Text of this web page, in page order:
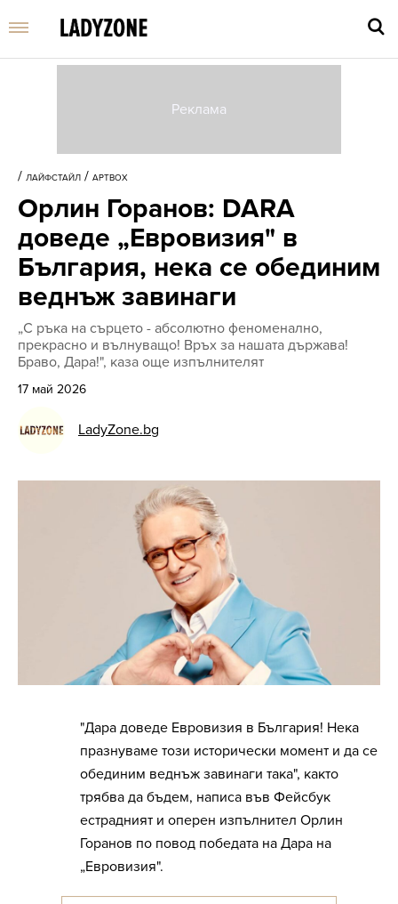
/ ЛАЙФСТАЙЛ / АРТBOX
Орлин Горанов: DARA
доведе „Евровизия" в
България, нека се обединим
веднъж завинаги
„С ръка на сърцето - абсолютно феноменално,
прекрасно и вълнуващо! Връх за нашата държава!
Браво, Дара!", каза още изпълнителят
17 май 2026
LadyZone.bg
"Дара доведе Евровизия в България! Нека
празнуваме този исторически момент и да се
обединим веднъж завинаги така", както
трябва да бъдем, написа във Фейсбук
естрадният и оперен изпълнител Орлин
Горанов по повод победата на Дара на
„Евровизия".